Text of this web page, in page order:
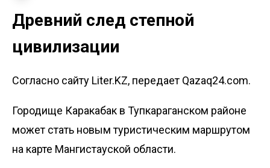
Древний след степной
цивилизации
Согласно сайту Liter.KZ, передает Qazaq24.com.
Городище Каракабак в Тупкараганском районе
может стать новым туристическим маршрутом
на карте Мангистауской области.